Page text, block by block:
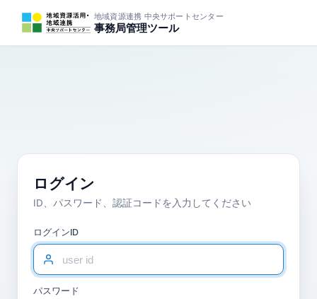
地域資源連携 中央サポートセンター
事務局管理ツール
ログイン
ID、パスワード、認証コードを入力してください
ログインID
パスワード